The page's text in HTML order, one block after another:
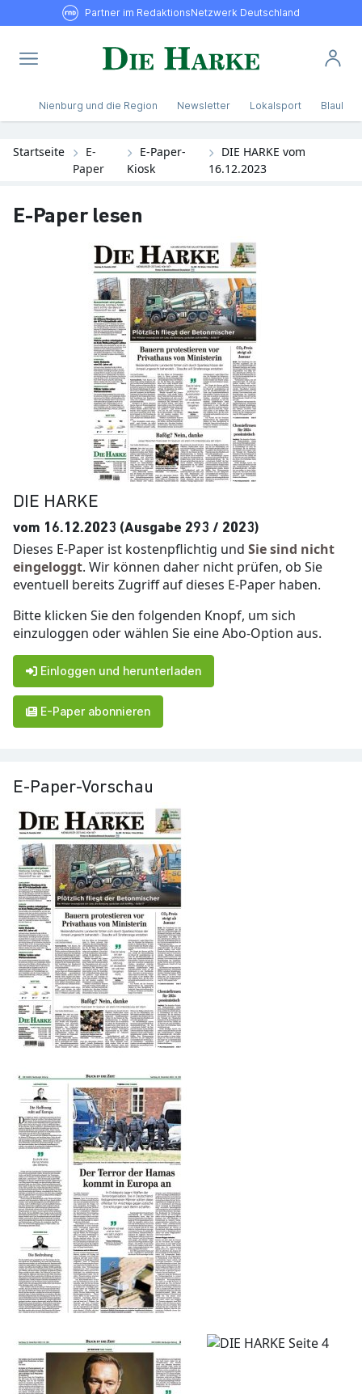
Partner im RedaktionsNetzwerk Deutschland
Nienburg und die Region Newsletter Lokalsport Blaulicht
Startseite
E-
Paper
E-Paper-
Kiosk
DIE HARKE vom
16.12.2023
E-Paper lesen
DIE HARKE
vom 16.12.2023 (Ausgabe 293 / 2023)
Dieses E-Paper ist kostenpflichtig und Sie sind nicht
eingeloggt. Wir können daher nicht prüfen, ob Sie
eventuell bereits Zugriff auf dieses E-Paper haben.
Bitte klicken Sie den folgenden Knopf, um sich
einzuloggen oder wählen Sie eine Abo-Option aus.
Einloggen und herunterladen
E-Paper abonnieren
E-Paper-Vorschau